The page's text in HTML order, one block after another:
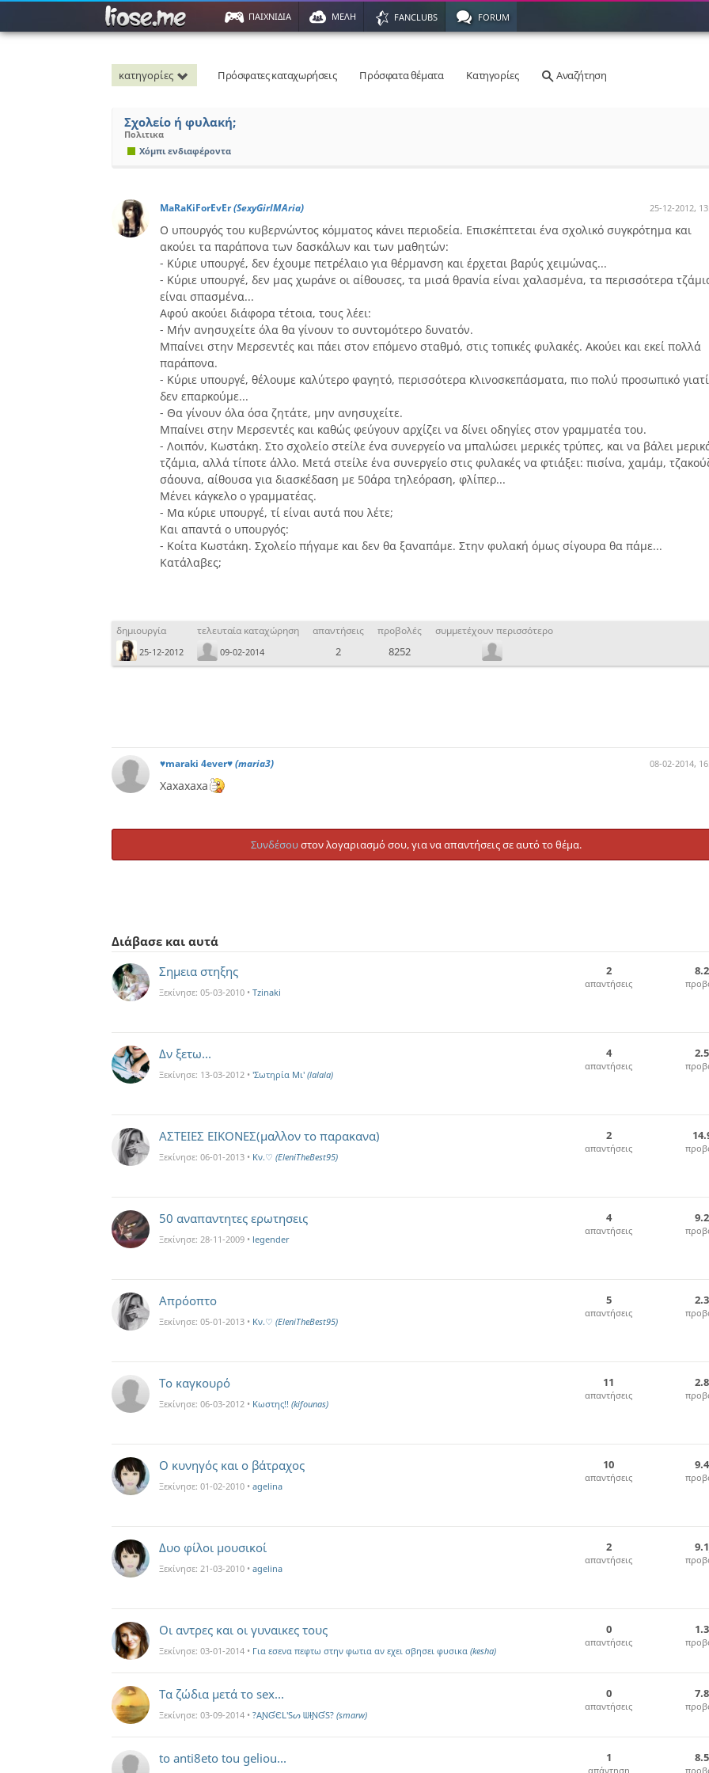
ΠΑΙΧΝΙΔΙΑ ΜΕΛΗ FANCLUBS FORUM
κατηγορίες Πρόσφατες καταχωρήσεις Πρόσφατα θέματα Κατηγορίες Αναζήτηση
Σχολείο ή φυλακή;
Πολιτικα
Χόμπι ενδιαφέροντα
MaRaKiForEvEr(SexyGirlMAria) 25-12-2012,
Ο υπουργός του κυβερνώντος κόμματος κάνει περιοδεία. Επισκέπτεται ένα σχολικό συγκρότημα και
ακούει τα παράπονα των δασκάλων και των μαθητών:
- Κύριε υπουργέ, δεν έχουμε πετρέλαιο για θέρμανση και έρχεται βαρύς χειμώνας...
- Κύριε υπουργέ, δεν μας χωράνε οι αίθουσες, τα μισά θρανία είναι χαλασμένα, τα περισσότερα
είναι σπασμένα...
Αφού ακούει διάφορα τέτοια, τους λέει:
- Μήν ανησυχείτε όλα θα γίνουν το συντομότερο δυνατόν.
Μπαίνει στην Mερσεντές και πάει στον επόμενο σταθμό, στις τοπικές φυλακές. Ακούει και εκεί πολλά
παράπονα.
- Κύριε υπουργέ, θέλουμε καλύτερο φαγητό, περισσότερα κλινοσκεπάσματα, πιο πολύ προσωπικό γιατί
δεν επαρκούμε...
- Θα γίνουν όλα όσα ζητάτε, μην ανησυχείτε.
Μπαίνει στην Μερσεντές και καθώς φεύγουν αρχίζει να δίνει οδηγίες στον γραμματέα του.
- Λοιπόν, Κωστάκη. Στο σχολείο στείλε ένα συνεργείο να μπαλώσει μερικές τρύπες, και να βάλει
τζάμια, αλλά τίποτε άλλο. Μετά στείλε ένα συνεργείο στις φυλακές να φτιάξει: πισίνα, χαμάμ,
σάουνα, αίθουσα για διασκέδαση με 50άρα τηλεόραση, φλίπερ...
Μένει κάγκελο ο γραμματέας.
- Μα κύριε υπουργέ, τί είναι αυτά που λέτε;
Και απαντά ο υπουργός:
- Κοίτα Κωστάκη. Σχολείο πήγαμε και δεν θα ξαναπάμε. Στην φυλακή όμως σίγουρα θα πάμε...
Κατάλαβες;
δημιουργία
25-12-2012
τελευταία καταχώρηση
09-02-2014
απαντήσεις
2
προβολές
8252
συμμετέχουν περισσότερο
♥maraki 4ever♥(maria3) 08-02-2014,
Xaxaxaxa
Συνδέσουστον λογαριασμό σου, για να απαντήσεις σε αυτό το θέμα.
Διάβασε και αυτά
Σημεια στηξης
Ξεκίνησε: 05-03-2010 • Tzinaki
2
απαντήσεις
Δν ξετω...
Ξεκίνησε: 13-03-2012 • 'Σωτηρία Mι' (lalala)
4
απαντήσεις
ΑΣΤΕΙΕΣ ΕΙΚΟΝΕΣ(μαλλον το παρακανα)
Ξεκίνησε: 06-01-2013 • Kν.♡ (EleniTheBest95)
2
απαντήσεις
50 αναπαντητες ερωτησεις
Ξεκίνησε: 28-11-2009 • legender
4
απαντήσεις
Απρόοπτο
Ξεκίνησε: 05-01-2013 • Kν.♡ (EleniTheBest95)
5
απαντήσεις
Το καγκουρό
Ξεκίνησε: 06-03-2012 • Κωστης!! (kifounas)
11
απαντήσεις
Ο κυνηγός και ο βάτραχος
Ξεκίνησε: 01-02-2010 • agelina
10
απαντήσεις
Δυο φίλοι μουσικοί
Ξεκίνησε: 21-03-2010 • agelina
2
απαντήσεις
Οι αντρες και οι γυναικες τους
Ξεκίνησε: 03-01-2014 • Για εσενα πεφτω στην φωτια αν εχει σβησει φυσικα (kesha)
0
απαντήσεις
Τα ζώδια μετά το sex...
Ξεκίνησε: 03-09-2014 • ?AƝƓЄԼ'Sᔕ ᗯƗƝƓS? (smarw)
0
απαντήσεις
to anti8eto tou geliou... 1
απάντηση